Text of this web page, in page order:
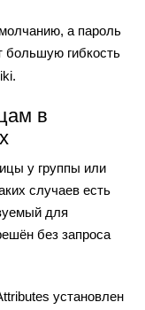
а пароль
большую гибкость
в
у группы или
случаев есть
для
без запроса
установлен